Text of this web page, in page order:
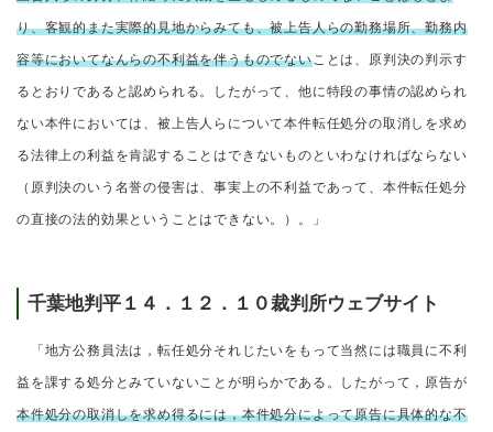
り、客観的また実際的見地からみても、被上告人らの勤務場所、勤務内
容等においてなんらの不利益を伴うものでないことは、原判決の判示す
るとおりであると認められる。したがって、他に特段の事情の認められ
ない本件においては、被上告人らについて本件転任処分の取消しを求め
る法律上の利益を肯認することはできないものといわなければならない
（原判決のいう名誉の侵害は、事実上の不利益であって、本件転任処分
の直接の法的効果ということはできない。）。」
千葉地判平１４．１２．１０裁判所ウェブサイト
「地方公務員法は，転任処分それじたいをもって当然には職員に不利
益を課する処分とみていないことが明らかである。したがって，原告が
本件処分の取消しを求め得るには，本件処分によって原告に具体的な不